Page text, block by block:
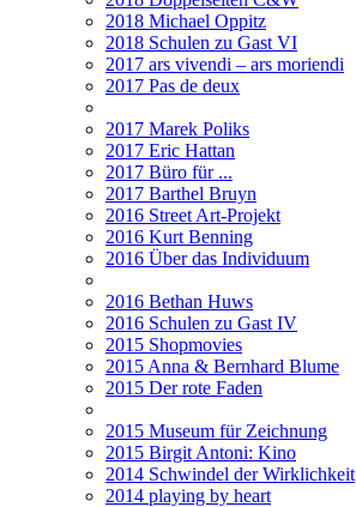
2018 Michael Oppitz
2018 Schulen zu Gast VI
2017 ars vivendi – ars moriendi
2017 Pas de deux
2017 Marek Poliks
2017 Eric Hattan
2017 Büro für ...
2017 Barthel Bruyn
2016 Street Art-Projekt
2016 Kurt Benning
2016 Über das Individuum
2016 Bethan Huws
2016 Schulen zu Gast IV
2015 Shopmovies
2015 Anna & Bernhard Blume
2015 Der rote Faden
2015 Museum für Zeichnung
2015 Birgit Antoni: Kino
2014 Schwindel der Wirklichkeit
2014 playing by heart